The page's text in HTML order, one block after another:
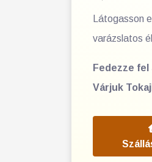
Látogasson
varázslatos
Fedezze
Várjuk